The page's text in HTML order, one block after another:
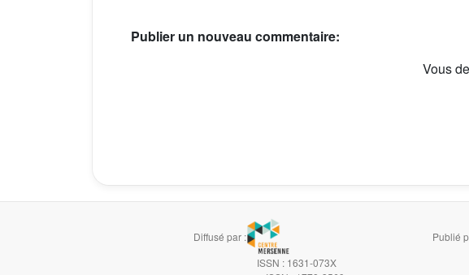
Publier un nouveau commentaire:
Vous
Diffusé par : Publié
ISSN : 1631-073X